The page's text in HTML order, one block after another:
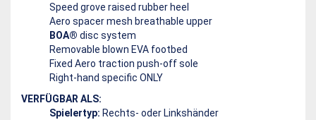
Speed grove raised rubber heel
Aero spacer mesh breathable upper
BOA® disc system
Removable blown EVA footbed
Fixed Aero traction push-off sole
Right-hand specific ONLY
VERFÜGBAR ALS:
Spielertyp: Rechts- oder Linkshänder